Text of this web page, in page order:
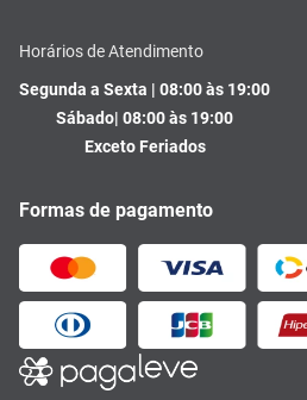
Horários de Atendimento
Segunda a Sexta | 08:00 às 19:00
Sábado| 08:00 às 19:00
Exceto Feriados
Formas de pagamento